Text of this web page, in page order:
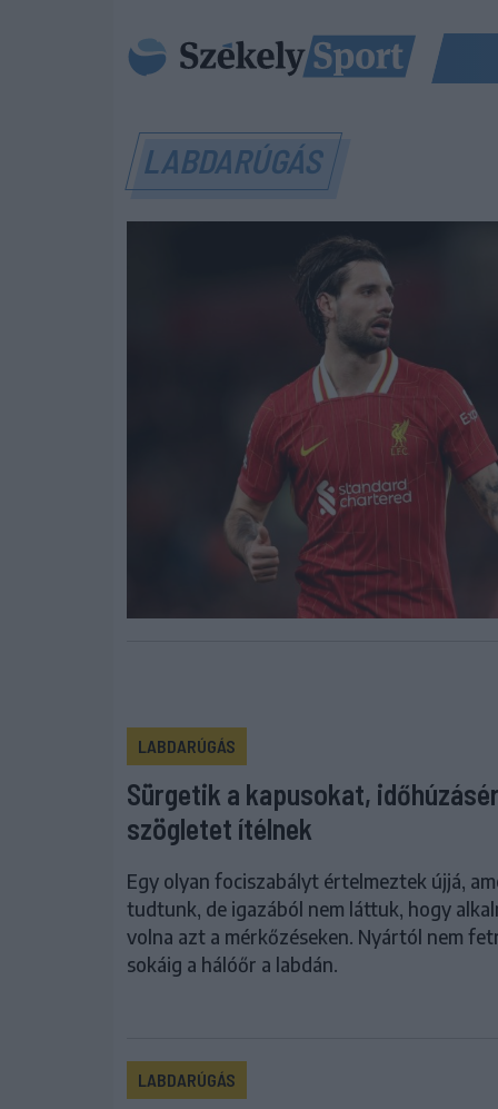
LABDARÚGÁS
LABDARÚGÁS
Sürgetik a kapusokat,
szögletet ítélnek
Egy olyan fociszabályt értelmeztek újjá,
tudtunk, de igazából nem láttuk, hogy
volna azt a mérkőzéseken. Nyártól nem
sokáig a hálóőr a labdán.
LABDARÚGÁS